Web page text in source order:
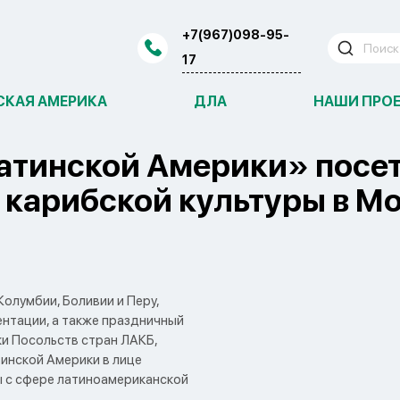
+7(967)098-95-
17
АМЕРИКА ДЛА НАШИ
Америки»
культуры в
Боливии и Перу,
а также праздничный
Посольств стран ЛАКБ,
Америки в лице
с сфере латиноамериканской